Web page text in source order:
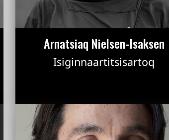
Arnatsiaq Nielsen-Isaksen
Isiginnaartitsisartoq